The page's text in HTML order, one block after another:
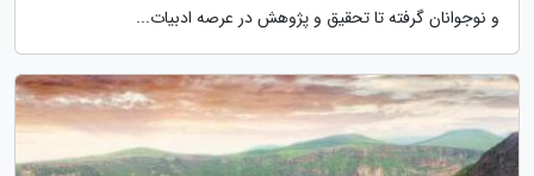
و نوجوانان گرفته تا تحقیق و پژوهش در عرصه ادبیات...